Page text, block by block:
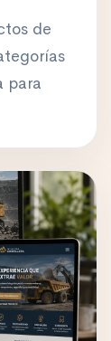
de
para